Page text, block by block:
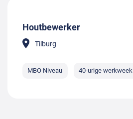
Houtbewerker
Tilburg
MBO Niveau 40-urige werkweek